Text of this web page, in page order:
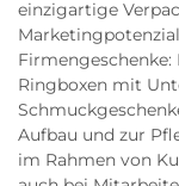
einzigartige
Ringboxen mit
Aufbau und zur
im Rahmen von